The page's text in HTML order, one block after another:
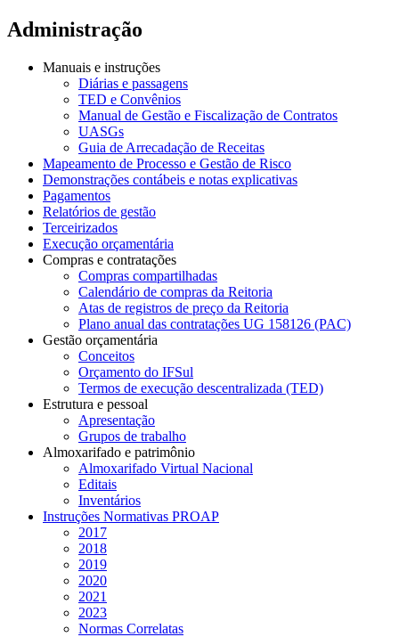
Administração
Manuais e instruções
Diárias e passagens
TED e Convênios
Manual de Gestão e Fiscalização de Contratos
UASGs
Guia de Arrecadação de Receitas
Mapeamento de Processo e Gestão de Risco
Demonstrações contábeis e notas explicativas
Pagamentos
Relatórios de gestão
Terceirizados
Execução orçamentária
Compras e contratações
Compras compartilhadas
Calendário de compras da Reitoria
Atas de registros de preço da Reitoria
Plano anual das contratações UG 158126 (PAC)
Gestão orçamentária
Conceitos
Orçamento do IFSul
Termos de execução descentralizada (TED)
Estrutura e pessoal
Apresentação
Grupos de trabalho
Almoxarifado e patrimônio
Almoxarifado Virtual Nacional
Editais
Inventários
Instruções Normativas PROAP
2017
2018
2019
2020
2021
2023
Normas Correlatas